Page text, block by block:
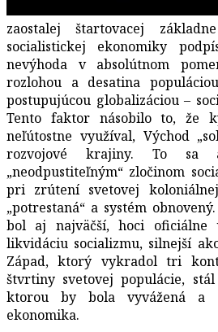
zaostalej štartovacej
socialistickej ekonomiky
nevýhoda v absolútnom
rozlohou a desatina
postupujúcou globalizáciou –
Tento faktor násobilo to, že
neľútostne využíval, Východ
rozvojové krajiny. To sa
„neodpustiteľným“ zločinom
pri zrútení svetovej
„potrestaná“ a systém
bol aj najväčší, hoci oficiálne
likvidáciu socializmu, silnejší
Západ, ktorý vykradol tri
štvrtiny svetovej populácie,
ktorou by bola vyvážená a
ekonomika.